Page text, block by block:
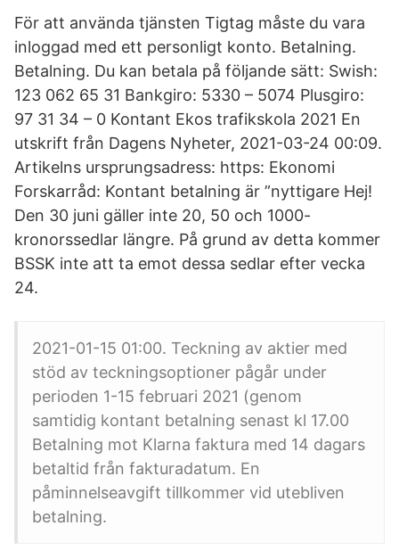
För att använda tjänsten Tigtag måste du vara
inloggad med ett personligt konto. Betalning.
Betalning. Du kan betala på följande sätt: Swish:
123 062 65 31 Bankgiro: 5330 – 5074 Plusgiro:
97 31 34 – 0 Kontant Ekos trafikskola 2021 En
utskrift från Dagens Nyheter, 2021-03-24 00:09.
Artikelns ursprungsadress: https: Ekonomi
Forskarråd: Kontant betalning är ”nyttigare Hej!
Den 30 juni gäller inte 20, 50 och 1000-
kronorssedlar längre. På grund av detta kommer
BSSK inte att ta emot dessa sedlar efter vecka
24.
2021-01-15 01:00. Teckning av aktier med
stöd av teckningsoptioner pågår under
perioden 1-15 februari 2021 (genom
samtidig kontant betalning senast kl 17.00
Betalning mot Klarna faktura med 14 dagars
betaltid från fakturadatum. En
påminnelseavgift tillkommer vid utebliven
betalning.